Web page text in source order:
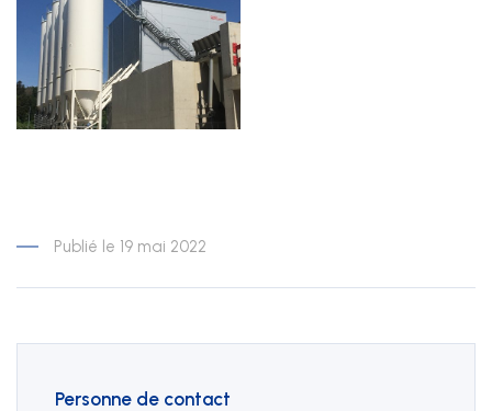
Publié le 19 mai 2022
Personne de contact